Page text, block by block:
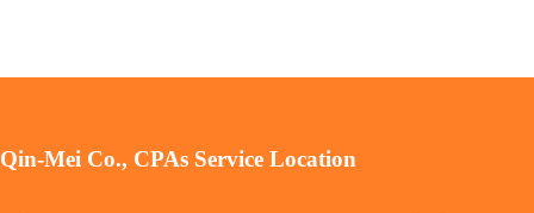
Qin-Mei Co., CPAs Service Location